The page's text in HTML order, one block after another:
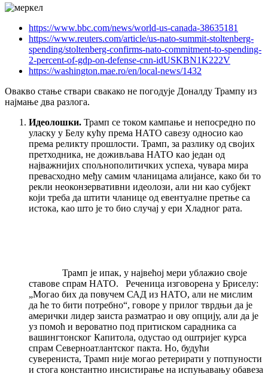
https://www.bbc.com/news/world-us-canada-38635181
https://www.reuters.com/article/us-nato-summit-stoltenberg-
spending/stoltenberg-confirms-nato-commitment-to-spending-
2-percent-of-gdp-on-defense-cnn-idUSKBN1K222V
https://washington.mae.ro/en/local-news/1432
Овакво стање ствари свакако не погодује Доналду Трампу из
најмање два разлога.
Идеолошки. Трамп се током кампање и непосредно по
уласку у Белу кућу према НАТО савезу односио као
према реликту прошлости. Трамп, за разлику од својих
претходника, не доживљава НАТО као један од
најважнијих спољнополитичких успеха, чувара мира
превасходно међу самим чланицама алијансе, како би то
рекли неоконзервативни идеолози, али ни као субјект
који треба да штити чланице од евентуалне претње са
истока, као што је то био случај у ери Хладног рата.
Трамп је ипак, у највећој мери ублажио своје
ставове спрам НАТО. Реченица изговорена у Бриселу:
„Могао бих да повучем САД из НАТО, али не мислим
да ће то бити потребно“, говоре у прилог тврдњи да је
амерички лидер заиста разматрао и ову опцију, али да је
уз помоћ и вероватно под притиском сарадника са
вашингтонског Капитола, одустао од оштријег курса
спрам Северноатлантског пакта. Но, будући
суверениста, Трамп није могао ретерирати у потпуности
и стога константно инсистирање на испуњавању обавеза